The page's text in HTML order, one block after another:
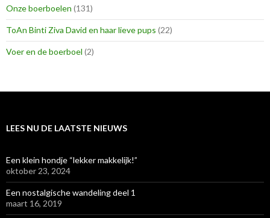
Onze boerboelen (131)
ToAn Binti Ziva David en haar lieve pups (22)
Voer en de boerboel (2)
LEES NU DE LAATSTE NIEUWS
Een klein hondje “lekker makkelijk!”
oktober 23, 2024
Een nostalgische wandeling deel 1
maart 16, 2019